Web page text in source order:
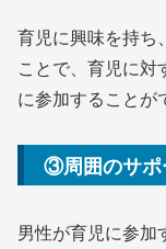
育児に興味を持ち
ことで、育児に対
に参加することが
③周囲のサポ
男性が育児に参加